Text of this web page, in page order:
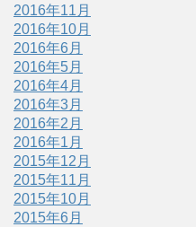
2016年11月
2016年10月
2016年6月
2016年5月
2016年4月
2016年3月
2016年2月
2016年1月
2015年12月
2015年11月
2015年10月
2015年6月